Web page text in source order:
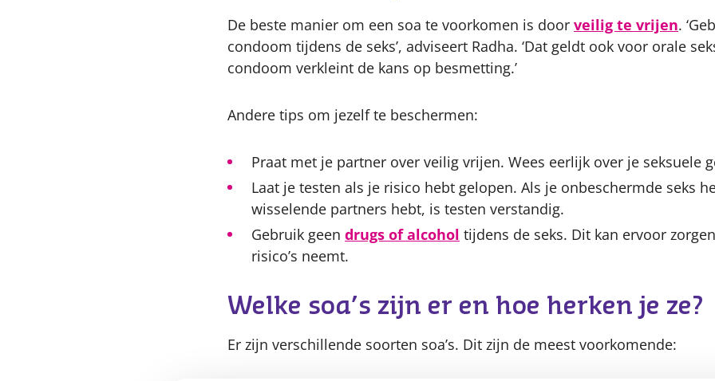
De beste manier om een soa te voorkomen is door veilig te vrijen.
condoom tijdens de seks’, adviseert Radha. ‘Dat geldt ook voor orale
condoom verkleint de kans op besmetting.’
Andere tips om jezelf te beschermen:
Praat met je partner over veilig vrijen. Wees eerlijk over je seksuele
Laat je testen als je risico hebt gelopen. Als je onbeschermde seks
wisselende partners hebt, is testen verstandig.
Gebruik geen drugs of alcohol tijdens de seks. Dit kan ervoor
risico’s neemt.
Welke soa’s zijn er en hoe herken je ze?
Er zijn verschillende soorten soa’s. Dit zijn de meest voorkomende: